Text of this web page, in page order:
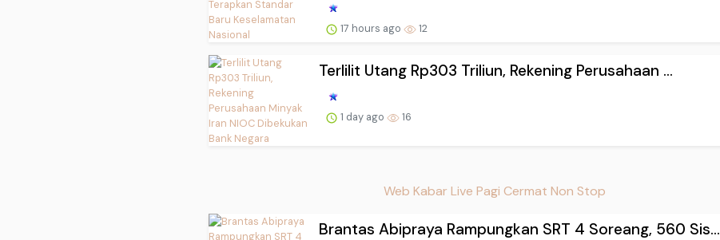
17 hours ago 12
Terlilit Utang Rp303 Triliun, Rekening Perusahaan ...
1 day ago 16
Web Kabar Live Pagi Cermat Non Stop
Brantas Abipraya Rampungkan SRT 4 Soreang, 560 Sis...